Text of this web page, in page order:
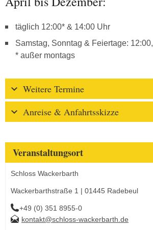
täglich 12:00* & 14:00 Uhr
Samstag, Sonntag & Feiertage:
* außer montags
Weitere Termine
Anreise & Anfahrtsskizze
Veranstaltungsort
Schloss Wackerbarth
Wackerbarthstraße 1 | 01445 Radebeul
+49 (0) 351 8955-0
kontakt@schloss-wackerbarth.de